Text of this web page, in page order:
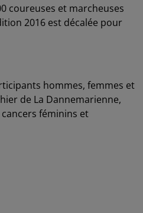
coureuses et marcheuses
2016 est décalée pour
hommes, femmes et
de La Dannemarienne,
féminins et